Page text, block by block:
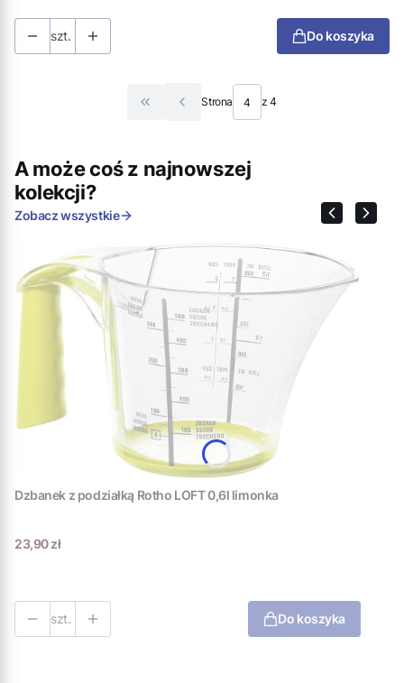
szt. Do koszyka
Wróć do pierwszej strony z produktami
Strona z 4
A może coś z najnowszej
kolekcji?
Zobacz wszystkie
Dzbanek z podziałką Rotho LOFT 0,6l limonka
Cena
23,90 zł
szt. Do koszyka